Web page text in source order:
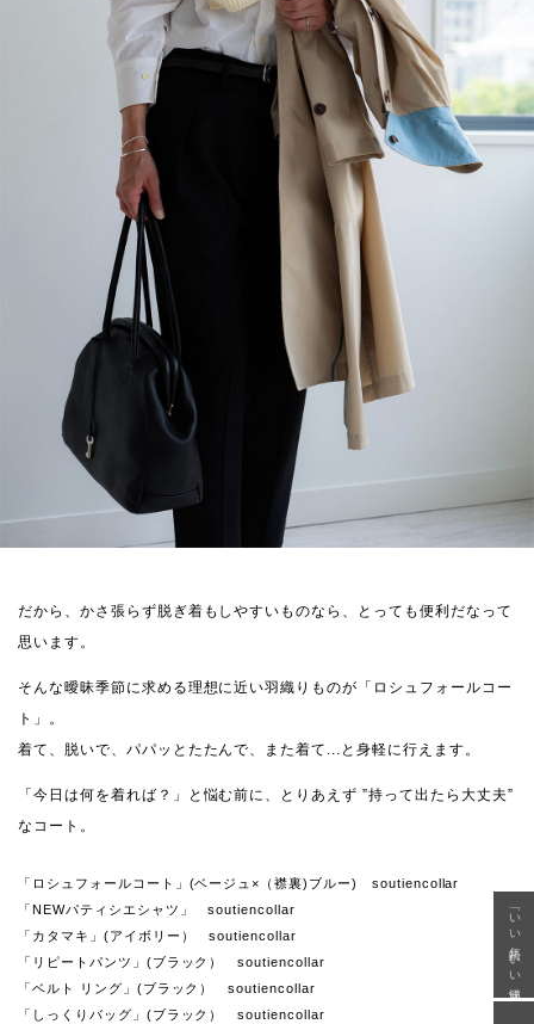
だから、かさ張らず脱ぎ着もしやすいものなら、とっても便利だなって
思います。
そんな曖昧季節に求める理想に近い羽織りものが「ロシュフォールコー
ト」。
着て、脱いで、パパッとたたんで、また着て...と身軽に行えます。
「今日は何を着れば？」と悩む前に、とりあえず ”持って出たら大丈夫”
なコート。
「ロシュフォールコート」(ベージュ×（襟裏)ブルー) soutiencollar
「NEWパティシエシャツ」 soutiencollar
「カタマキ」(アイボリー） soutiencollar
「リピートパンツ」(ブラック） soutiencollar
「ベルト リング」(ブラック） soutiencollar
「しっくりバッグ」(ブラック） soutiencollar
「いい年齢 いい洋服」